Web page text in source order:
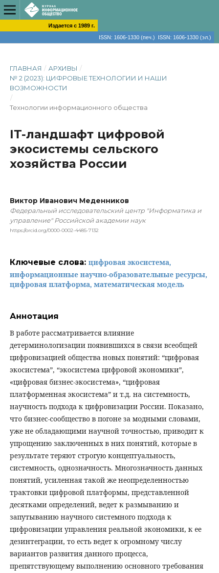
Издается с 1989 г.
ISSN: 1606-1330 (печ.) ISSN: 1606-1330 (эл.)
ГЛАВНАЯ / АРХИВЫ /
№ 2 (2023): ЦИФРОВЫЕ ТЕХНОЛОГИИ И НАШИ
ВОЗМОЖНОСТИ
/
Технологии информационного общества
IT-ландшафт цифровой
экосистемы сельского
хозяйства России
Виктор Иванович Меденников
Федеральный исследовательский центр "Информатика и
управление" Российской академии наук
https://orcid.org/0000-0002-4485-7132
Ключевые слова: цифровая экосистема,
информационные научно-образовательные ресурсы,
цифровая платформа, математическая модель
Аннотация
В работе рассматривается влияние
детерминологизации появившихся в связи всеобщей
цифровизацией общества новых понятий: “цифровая
экосистема”, “экосистема цифровой экономики”,
«цифровая бизнес-экосистема», “цифровая
платформенная экосистема” и т.д. на системность,
научность подхода к цифровизации России. Показано,
что бизнес-сообщество в погоне за модными словами,
уже не обладающими научной точностью, приводит к
упрощению заключенных в них понятий, которые в
результате теряют строгую концептуальность,
системность, однозначность. Многозначность данных
понятий, усиленная такой же неопределенностью
трактовки цифровой платформы, представленной
десятками определений, ведет к размыванию и
запутыванию научного системного подхода к
цифровизации управления реальной экономики, к ее
дезинтеграции, то есть ведет к огромному числу
вариантов развития данного процесса,
препятствующему выполнению основного требования